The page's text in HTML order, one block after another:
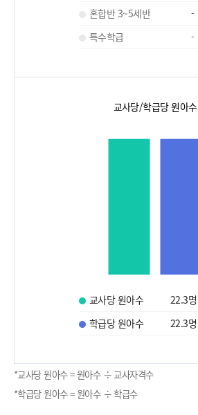
혼합반 3~5세반
-
특수학급
-
교사당/학급당 원아수
교사당 원아수 22.3명
학급당 원아수
22.3명
*교사당 원아수 = 원아수 ÷ 교사자격수
*학급당 원아수 = 원아수 ÷ 학급수